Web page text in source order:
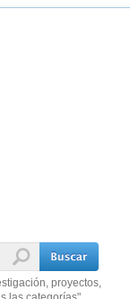
proyectos,